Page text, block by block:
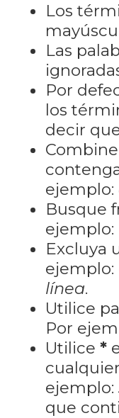
Los
Las
Por
los
decir
ejemplo:
Busque
ejemplo:
Excluya
ejemplo:
línea.
Utilice
Por
Utilice *
ejemplo:
que